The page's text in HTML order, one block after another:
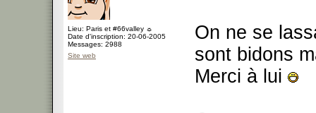
Lieu: Paris et #66valley ☼
Date d'inscription: 20-06-2005
Messages: 2988
Site web
On ne se
sont bidons
Merci à lui